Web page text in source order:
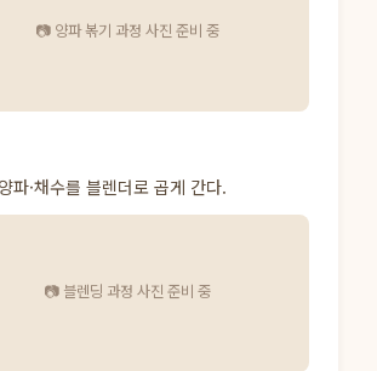
📷 양파 볶기 과정 사진 준비 중
파·채수를 블렌더로 곱게 간다.
📷 블렌딩 과정 사진 준비 중